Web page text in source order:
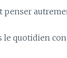
penser
le quotidien